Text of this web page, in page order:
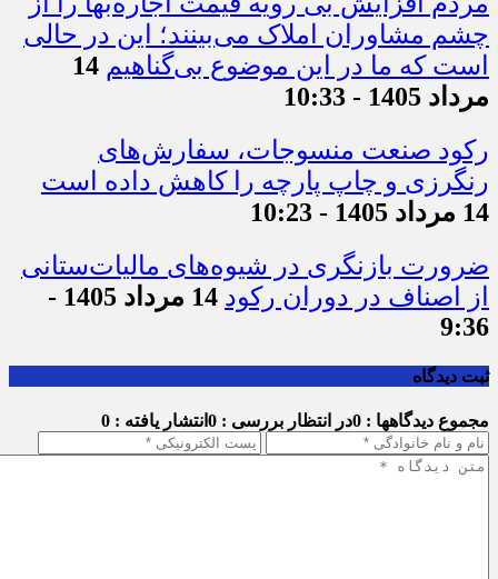
چشم مشاوران املاک می‌بینند؛ این در حالی
است که ما در این موضوع بی‌گناهیم 14
مرداد 1405 - 10:33
رکود صنعت منسوجات، سفارش‌های
رنگرزی و چاپ پارچه را کاهش داده است
14 مرداد 1405 - 10:23
ضرورت بازنگری در شیوه‌های مالیات‌ستانی
از اصناف در دوران رکود
14 مرداد 1405 -
9:36
ثبت دیدگاه
مجموع دیدگاهها : 0 در انتظار بررسی : 0 انتشار یافته : 0